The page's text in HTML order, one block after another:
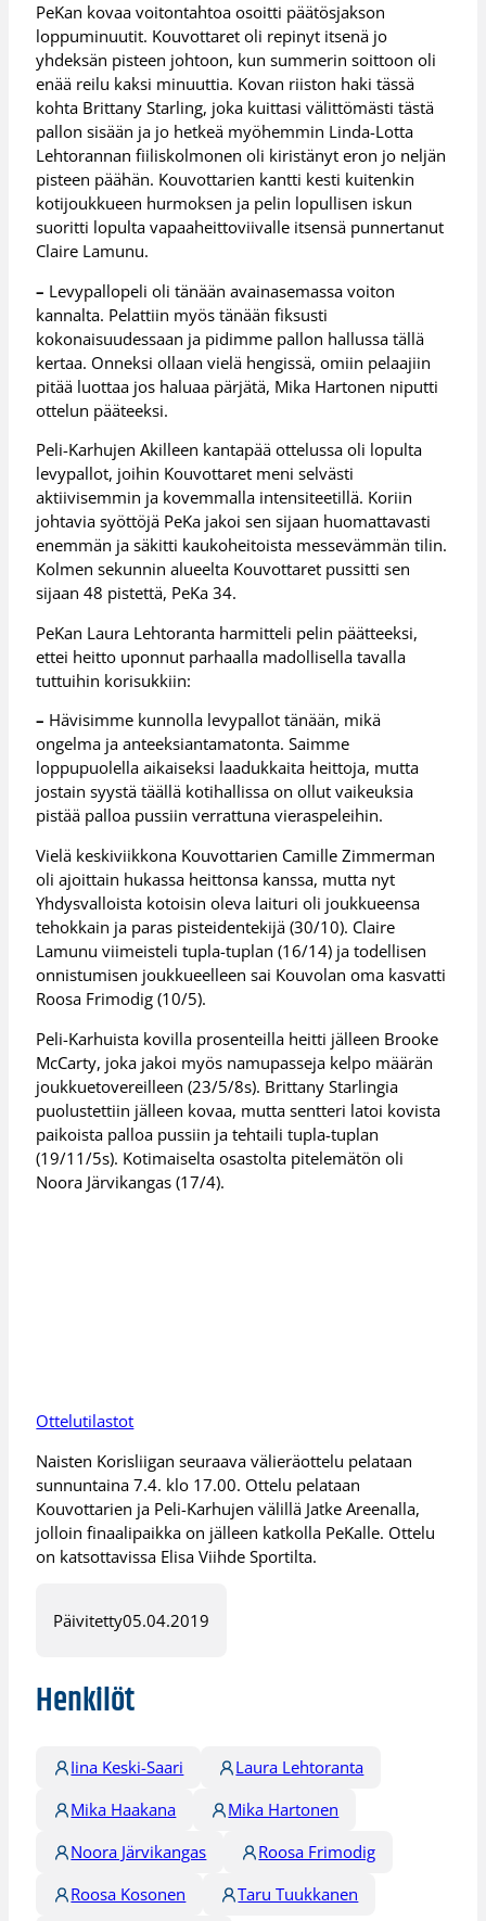
PeKan kovaa voitontahtoa osoitti päätösjakson
loppuminuutit. Kouvottaret oli repinyt itsenä jo
yhdeksän pisteen johtoon, kun summerin soittoon oli
enää reilu kaksi minuuttia. Kovan riiston haki tässä
kohta Brittany Starling, joka kuittasi välittömästi tästä
pallon sisään ja jo hetkeä myöhemmin Linda-Lotta
Lehtorannan fiiliskolmonen oli kiristänyt eron jo neljän
pisteen päähän. Kouvottarien kantti kesti kuitenkin
kotijoukkueen hurmoksen ja pelin lopullisen iskun
suoritti lopulta vapaaheittoviivalle itsensä punnertanut
Claire Lamunu.
– Levypallopeli oli tänään avainasemassa voiton
kannalta. Pelattiin myös tänään fiksusti
kokonaisuudessaan ja pidimme pallon hallussa tällä
kertaa. Onneksi ollaan vielä hengissä, omiin pelaajiin
pitää luottaa jos haluaa pärjätä, Mika Hartonen niputti
ottelun pääteeksi.
Peli-Karhujen Akilleen kantapää ottelussa oli lopulta
levypallot, joihin Kouvottaret meni selvästi
aktiivisemmin ja kovemmalla intensiteetillä. Koriin
johtavia syöttöjä PeKa jakoi sen sijaan huomattavasti
enemmän ja säkitti kaukoheitoista messevämmän tilin.
Kolmen sekunnin alueelta Kouvottaret pussitti sen
sijaan 48 pistettä, PeKa 34.
PeKan Laura Lehtoranta harmitteli pelin päätteeksi,
ettei heitto uponnut parhaalla madollisella tavalla
tuttuihin korisukkiin:
– Hävisimme kunnolla levypallot tänään, mikä
ongelma ja anteeksiantamatonta. Saimme
loppupuolella aikaiseksi laadukkaita heittoja, mutta
jostain syystä täällä kotihallissa on ollut vaikeuksia
pistää palloa pussiin verrattuna vieraspeleihin.
Vielä keskiviikkona Kouvottarien Camille Zimmerman
oli ajoittain hukassa heittonsa kanssa, mutta nyt
Yhdysvalloista kotoisin oleva laituri oli joukkueensa
tehokkain ja paras pisteidentekijä (30/10). Claire
Lamunu viimeisteli tupla-tuplan (16/14) ja todellisen
onnistumisen joukkueelleen sai Kouvolan oma kasvatti
Roosa Frimodig (10/5).
Peli-Karhuista kovilla prosenteilla heitti jälleen Brooke
McCarty, joka jakoi myös namupasseja kelpo määrän
joukkuetovereilleen (23/5/8s). Brittany Starlingia
puolustettiin jälleen kovaa, mutta sentteri latoi kovista
paikoista palloa pussiin ja tehtaili tupla-tuplan
(19/11/5s). Kotimaiselta osastolta pitelemätön oli
Noora Järvikangas (17/4).
Ottelutilastot
Naisten Korisliigan seuraava välieräottelu pelataan
sunnuntaina 7.4. klo 17.00. Ottelu pelataan
Kouvottarien ja Peli-Karhujen välillä Jatke Areenalla,
jolloin finaalipaikka on jälleen katkolla PeKalle. Ottelu
on katsottavissa Elisa Viihde Sportilta.
Päivitetty05.04.2019
Henkilöt
Iina Keski-Saari
Laura Lehtoranta
Mika Haakana
Mika Hartonen
Noora Järvikangas
Roosa Frimodig
Roosa Kosonen
Taru Tuukkanen